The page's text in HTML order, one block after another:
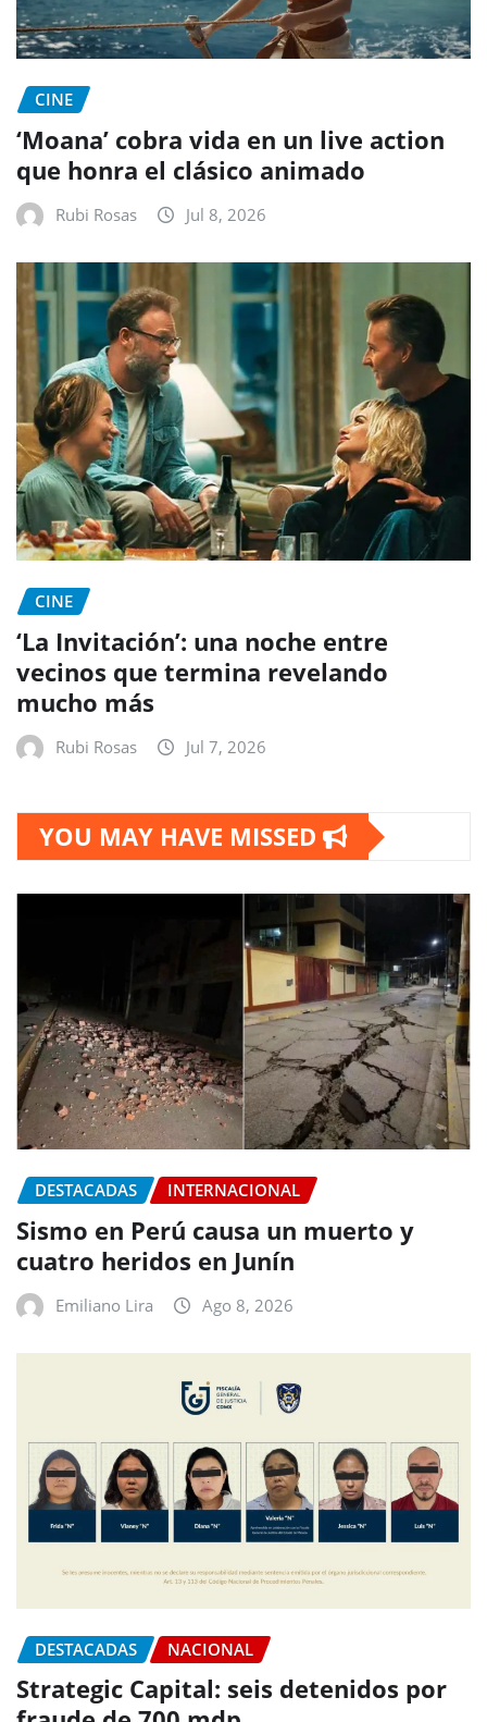
CINE
‘Moana’ cobra vida en un live action
que honra el clásico animado
Rubi Rosas Jul 8, 2026
CINE
‘La Invitación’: una noche entre
vecinos que termina revelando
mucho más
Rubi Rosas Jul 7, 2026
YOU MAY HAVE MISSED
DESTACADAS INTERNACIONAL
Sismo en Perú causa un muerto y
cuatro heridos en Junín
Emiliano Lira Ago 8, 2026
DESTACADAS NACIONAL
Strategic Capital: seis detenidos por